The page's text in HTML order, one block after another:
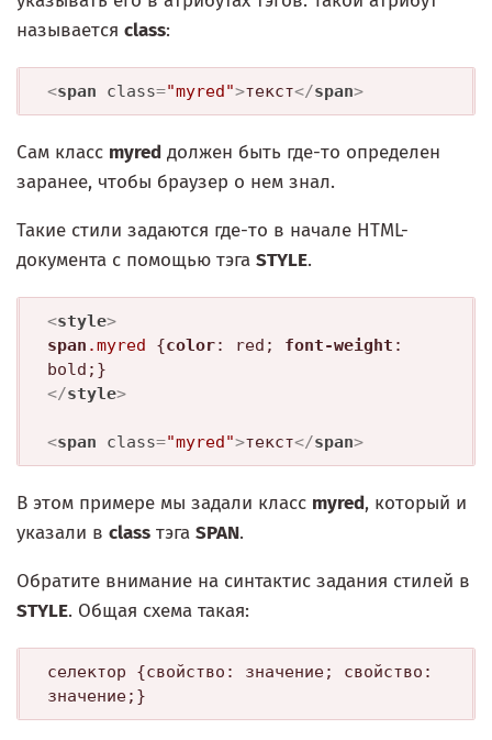
называется class:
<span class="myred">текст</span>
Сам класс myred должен быть где-то определен
заранее, чтобы браузер о нем знал.
Такие стили задаются где-то в начале HTML-
документа с помощью тэга STYLE.
<style>
span .myred {color: red; font-weight :
</style>
<span class="myred">текст</span>
В этом примере мы задали класс myred, который и
указали в class тэга SPAN.
Обратите внимание на синтактис задания стилей в
STYLE. Общая схема такая:
селектор {свойство: значение; свойство: